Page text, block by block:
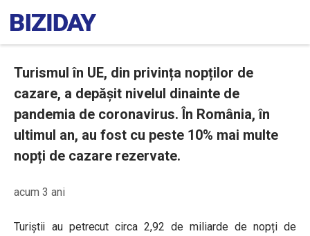
Turismul în UE, din privința nopților de
cazare, a depășit nivelul dinainte de
pandemia de coronavirus. În România, în
ultimul an, au fost cu peste 10% mai multe
nopți de cazare rezervate.
acum 3 ani
Turiștii au petrecut circa 2,92 de miliarde de nopți de